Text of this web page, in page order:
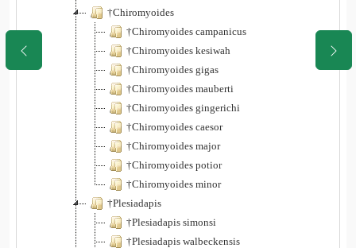
†Chiromyoides
†Chiromyoides campanicus
†Chiromyoides kesiwah
†Chiromyoides gigas
†Chiromyoides mauberti
†Chiromyoides gingerichi
†Chiromyoides caesor
†Chiromyoides major
†Chiromyoides potior
†Chiromyoides minor
†Plesiadapis
†Plesiadapis simonsi
†Plesiadapis walbeckensis